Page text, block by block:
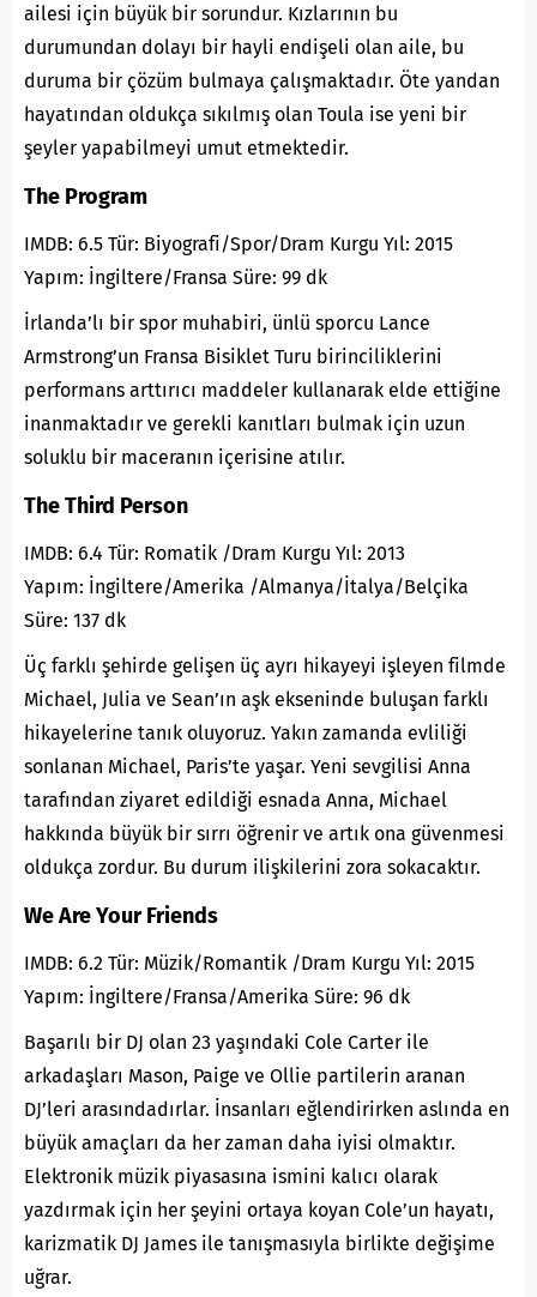
ailesi için büyük bir sorundur. Kızlarının bu
durumundan dolayı bir hayli endişeli olan aile, bu
duruma bir çözüm bulmaya çalışmaktadır. Öte yandan
hayatından oldukça sıkılmış olan Toula ise yeni bir
şeyler yapabilmeyi umut etmektedir.
The Program
IMDB: 6.5 Tür: Biyografi/Spor/Dram Kurgu Yıl: 2015
Yapım: İngiltere/Fransa Süre: 99 dk
İrlanda’lı bir spor muhabiri, ünlü sporcu Lance
Armstrong’un Fransa Bisiklet Turu birinciliklerini
performans arttırıcı maddeler kullanarak elde ettiğine
inanmaktadır ve gerekli kanıtları bulmak için uzun
soluklu bir maceranın içerisine atılır.
The Third Person
IMDB: 6.4 Tür: Romatik /Dram Kurgu Yıl: 2013
Yapım: İngiltere/Amerika /Almanya/İtalya/Belçika
Süre: 137 dk
Üç farklı şehirde gelişen üç ayrı hikayeyi işleyen filmde
Michael, Julia ve Sean’ın aşk ekseninde buluşan farklı
hikayelerine tanık oluyoruz. Yakın zamanda evliliği
sonlanan Michael, Paris’te yaşar. Yeni sevgilisi Anna
tarafından ziyaret edildiği esnada Anna, Michael
hakkında büyük bir sırrı öğrenir ve artık ona güvenmesi
oldukça zordur. Bu durum ilişkilerini zora sokacaktır.
We Are Your Friends
IMDB: 6.2 Tür: Müzik/Romantik /Dram Kurgu Yıl: 2015
Yapım: İngiltere/Fransa/Amerika Süre: 96 dk
Başarılı bir DJ olan 23 yaşındaki Cole Carter ile
arkadaşları Mason, Paige ve Ollie partilerin aranan
DJ’leri arasındadırlar. İnsanları eğlendirirken aslında en
büyük amaçları da her zaman daha iyisi olmaktır.
Elektronik müzik piyasasına ismini kalıcı olarak
yazdırmak için her şeyini ortaya koyan Cole’un hayatı,
karizmatik DJ James ile tanışmasıyla birlikte değişime
uğrar.